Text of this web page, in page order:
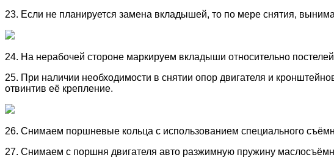
23. Если не планируется замена вкладышей, то по мере снятия,
24. На нерабочей стороне маркируем вкладыши относительно
25. При наличии необходимости в снятии опор двигателя и
отвинтив её крепление.
26. Снимаем поршневые кольца с использованием специального
27. Снимаем с поршня двигателя авто разжимную пружину